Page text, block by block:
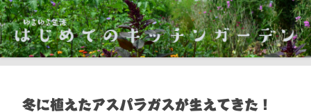
冬に植えたアスパラガスが生えてきた！